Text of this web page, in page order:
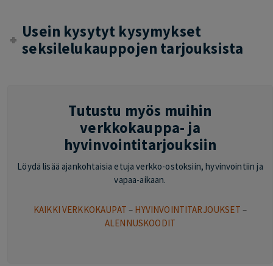
Usein kysytyt kysymykset
seksilelukauppojen tarjouksista
Tutustu myös muihin
verkkokauppa- ja
hyvinvointitarjouksiin
Löydä lisää ajankohtaisia etuja verkko-ostoksiin, hyvinvointiin ja
vapaa-aikaan.
KAIKKI VERKKOKAUPAT – HYVINVOINTITARJOUKSET –
ALENNUSKOODIT